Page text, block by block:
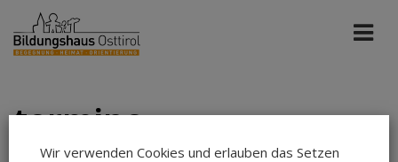
termine
Wir verwenden Cookies und erlauben das Setzen